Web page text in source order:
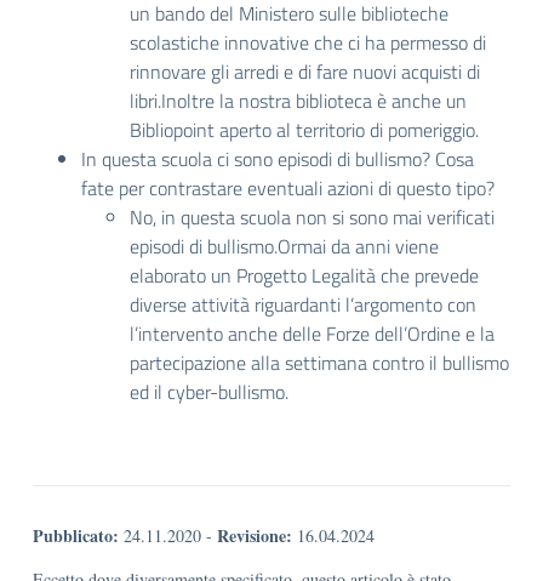
un bando del Ministero sulle biblioteche
scolastiche innovative che ci ha permesso di
rinnovare gli arredi e di fare nuovi acquisti di
libri.Inoltre la nostra biblioteca è anche un
Bibliopoint aperto al territorio di pomeriggio.
In questa scuola ci sono episodi di bullismo? Cosa
fate per contrastare eventuali azioni di questo tipo?
No, in questa scuola non si sono mai verificati
episodi di bullismo.Ormai da anni viene
elaborato un Progetto Legalità che prevede
diverse attività riguardanti l’argomento con
l’intervento anche delle Forze dell’Ordine e la
partecipazione alla settimana contro il bullismo
ed il cyber-bullismo.
Pubblicato: 24.11.2020 - Revisione: 16.04.2024